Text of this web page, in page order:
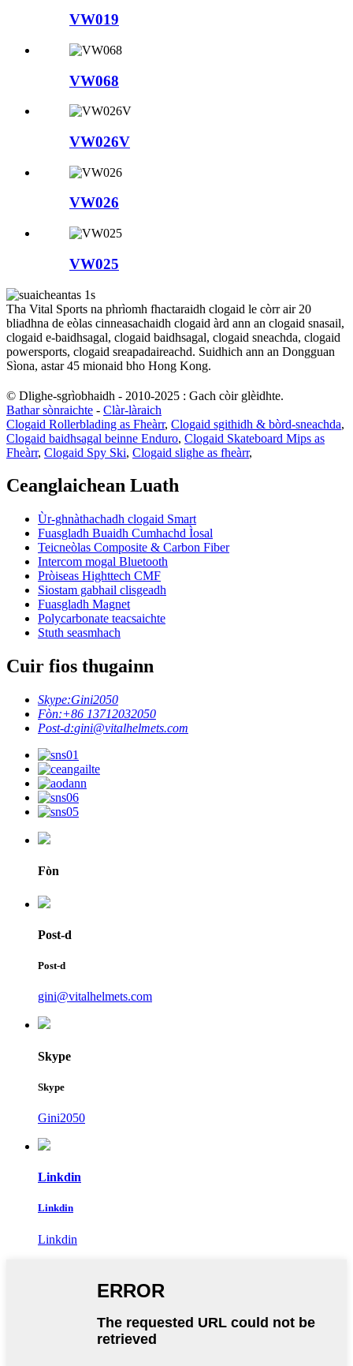
VW019
VW068
VW026V
VW026
VW025
Tha Vital Sports na phrìomh fhactaraidh clogaid le còrr air 20
bliadhna de eòlas cinneasachaidh clogaid àrd ann an clogaid snasail,
clogaid e-baidhsagal, clogaid baidhsagal, clogaid sneachda, clogaid
powersports, clogaid sreapadaireachd. Suidhich ann an Dongguan
Sìona, astar 45 mionaid bho Hong Kong.
© Dlighe-sgrìobhaidh - 2010-2025 : Gach còir glèidhte.
Bathar sònraichte - Clàr-làraich
Clogaid Rollerblading as Fheàrr, Clogaid sgithidh & bòrd-sneachda,
Clogaid baidhsagal beinne Enduro, Clogaid Skateboard Mips as
Fheàrr, Clogaid Spy Ski, Clogaid slighe as fheàrr,
Ceanglaichean Luath
Ùr-ghnàthachadh clogaid Smart
Fuasgladh Buaidh Cumhachd Ìosal
Teicneòlas Composite & Carbon Fiber
Intercom mogal Bluetooth
Pròiseas Highttech CMF
Siostam gabhail clisgeadh
Fuasgladh Magnet
Polycarbonate teacsaichte
Stuth seasmhach
Cuir fios thugainn
Skype:Gini2050
Fòn:+86 13712032050
Post-d:gini@vitalhelmets.com
Fòn
Post-d
Post-d
gini@vitalhelmets.com
Skype
Skype
Gini2050
Linkdin
Linkdin
Linkdin